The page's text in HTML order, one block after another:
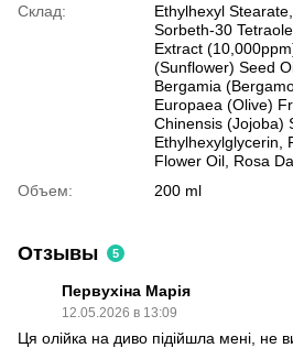
Склад:
Ethylhexyl
Sorbeth-30
Extract
(Sunflower) Seed
Bergamia
Europaea (Olive)
Chinensis (Jojoba)
Ethylhexylglycerin,
Flower Oil, Rosa
Объем:
200 ml
Отзывы 5
Первухіна Марія
12.05.2026 в 13:09
Ця олійка на диво підійшла мені, не